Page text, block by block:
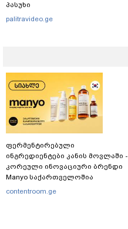
პასუხი
palitravideo.ge
ფერმენტირებული
ინგრედიენტები კანის მოვლაში -
კორეული ინოვაციური ბრენდი
Manyo საქართველოშია
contentroom.ge